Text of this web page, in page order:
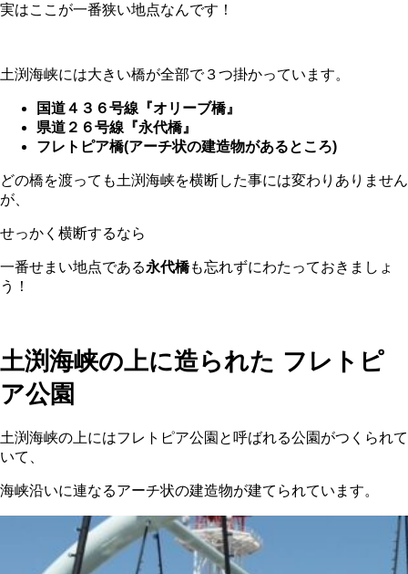
実はここが一番狭い地点なんです！
土渕海峡には大きい橋が全部で３つ掛かっています。
国道４３６号線『オリーブ橋』
県道２６号線『永代橋』
フレトピア橋(アーチ状の建造物があるところ)
どの橋を渡っても土渕海峡を横断した事には変わりありません
が、
せっかく横断するなら
一番せまい地点である永代橋も忘れずにわたっておきましょ
う！
土渕海峡の上に造られた フレトピ
ア公園
土渕海峡の上にはフレトピア公園と呼ばれる公園がつくられて
いて、
海峡沿いに連なるアーチ状の建造物が建てられています。